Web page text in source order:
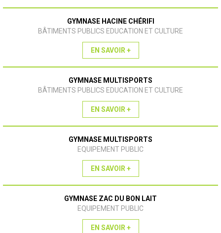
GYMNASE HACINE CHÉRIFI
BÂTIMENTS PUBLICS EDUCATION ET CULTURE
EN SAVOIR +
GYMNASE MULTISPORTS
BÂTIMENTS PUBLICS EDUCATION ET CULTURE
EN SAVOIR +
GYMNASE MULTISPORTS
EQUIPEMENT PUBLIC
EN SAVOIR +
GYMNASE ZAC DU BON LAIT
EQUIPEMENT PUBLIC
EN SAVOIR +